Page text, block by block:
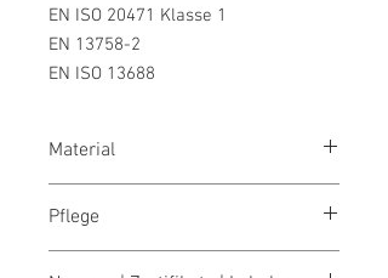
EN ISO 20471 Klasse 1
EN 13758-2
EN ISO 13688
Material
Pflege